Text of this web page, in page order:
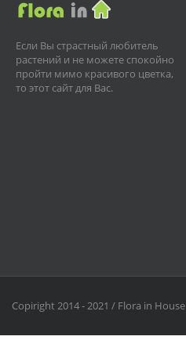
Если Вы страстный любитель
растений и не можете спокойно
пройти мимо красивого цветка,
то этот сайт для Вас.
Copiright 2014 - 2021 / Flora in House